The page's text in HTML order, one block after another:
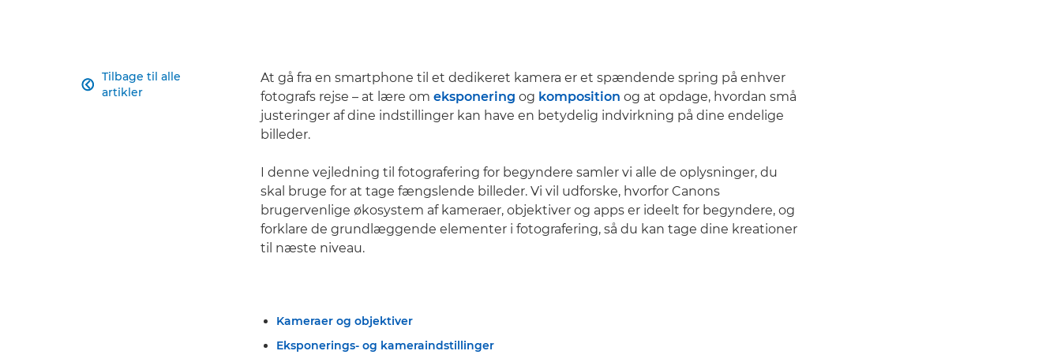
Tilbage til alle
artikler

At gå fra en smartphone til et dedikeret kamera er et spændende spring på enhver
fotografs rejse – at lære om eksponering og komposition og at opdage, hvordan små
justeringer af dine indstillinger kan have en betydelig indvirkning på dine endelige
billeder.
I denne vejledning til fotografering for begyndere samler vi alle de oplysninger, du
skal bruge for at tage fængslende billeder. Vi vil udforske, hvorfor Canons
brugervenlige økosystem af kameraer, objektiver og apps er ideelt for begyndere, og
forklare de grundlæggende elementer i fotografering, så du kan tage dine kreationer
til næste niveau.
Kameraer og objektiver
Eksponerings- og kameraindstillinger